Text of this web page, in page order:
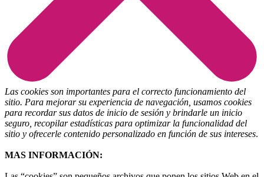
Las cookies son importantes para el correcto funcionamiento del
sitio. Para mejorar su experiencia de navegación, usamos cookies
para recordar sus datos de inicio de sesión y brindarle un inicio
seguro, recopilar estadísticas para optimizar la funcionalidad del
sitio y ofrecerle contenido personalizado en función de sus intereses.
MAS INFORMACIÓN: